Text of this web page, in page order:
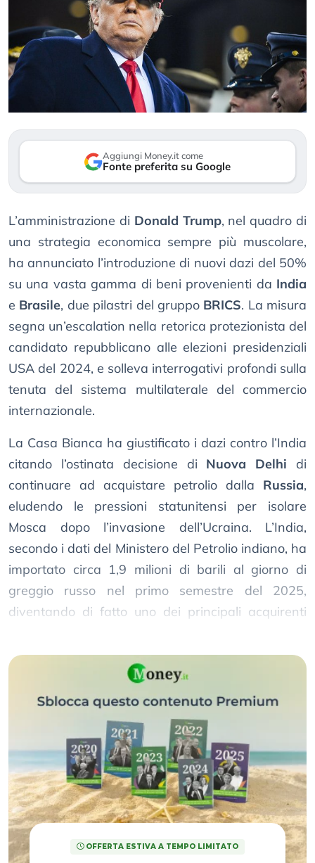
Aggiungi Money.it come
Fonte preferita su Google
L’amministrazione di Donald Trump, nel quadro di
una strategia economica sempre più muscolare,
ha annunciato l’introduzione di nuovi dazi del 50%
su una vasta gamma di beni provenienti da India
e Brasile, due pilastri del gruppo BRICS. La misura
segna un’escalation nella retorica protezionista del
candidato repubblicano alle elezioni presidenziali
USA del 2024, e solleva interrogativi profondi sulla
tenuta del sistema multilaterale del commercio
internazionale.
La Casa Bianca ha giustificato i dazi contro l’India
citando l’ostinata decisione di Nuova Delhi di
continuare ad acquistare petrolio dalla Russia,
eludendo le pressioni statunitensi per isolare
Mosca dopo l’invasione dell’Ucraina. L’India,
secondo i dati del Ministero del Petrolio indiano, ha
importato circa 1,9 milioni di barili al giorno di
greggio russo nel primo semestre del 2025,
diventando di fatto uno dei principali acquirenti
OFFERTA ESTIVA A TEMPO LIMITATO